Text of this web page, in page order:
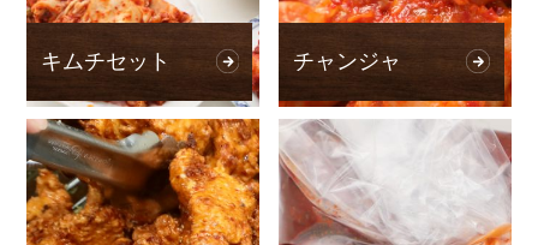
キムチセット チャンジャ